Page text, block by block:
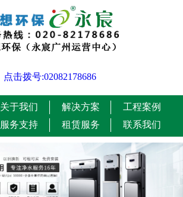
点击拨号:02082178686
关于我们 解决方案
工程案例
服务支持 租赁服务 联系我们